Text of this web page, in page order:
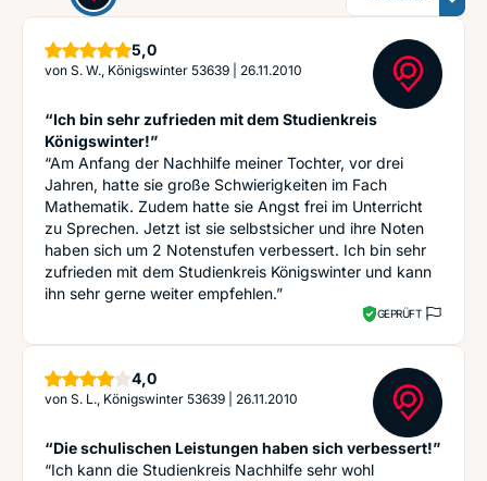
5,0Sterne
von S. W., Königswinter 53639 26.11.2010
“Ich bin sehr zufrieden mit dem Studienkreis
Königswinter!”
“Am Anfang der Nachhilfe meiner Tochter, vor drei
Jahren, hatte sie große Schwierigkeiten im Fach
Mathematik. Zudem hatte sie Angst frei im Unterricht
zu Sprechen. Jetzt ist sie selbstsicher und ihre Noten
haben sich um 2 Notenstufen verbessert. Ich bin sehr
zufrieden mit dem Studienkreis Königswinter und kann
ihn sehr gerne weiter empfehlen.”
GEPRÜFT
4,0Sterne
von S. L., Königswinter 53639 26.11.2010
“Die schulischen Leistungen haben sich verbessert!”
“Ich kann die Studienkreis Nachhilfe sehr wohl